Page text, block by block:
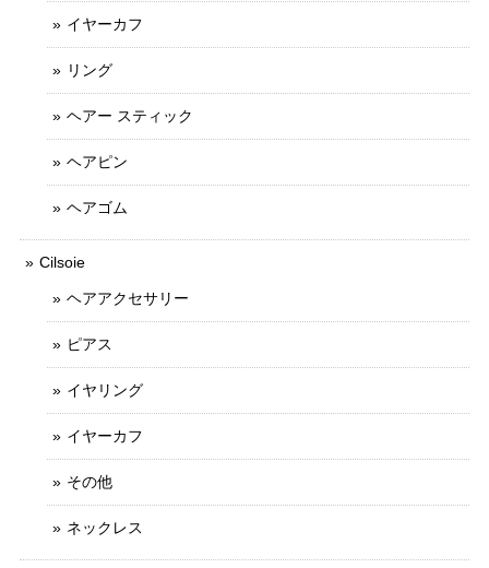
イヤーカフ
リング
ヘアー スティック
ヘアピン
ヘアゴム
Cilsoie
ヘアアクセサリー
ピアス
イヤリング
イヤーカフ
その他
ネックレス